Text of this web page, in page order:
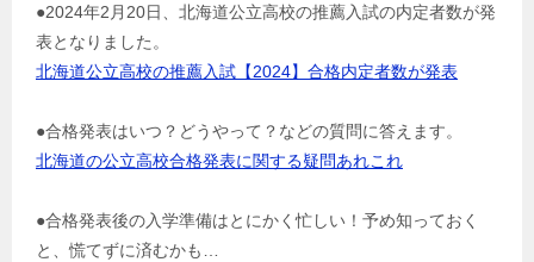
●2024年2月20日、北海道公立高校の推薦入試の内定者数が発
表となりました。
北海道公立高校の推薦入試【2024】合格内定者数が発表
●合格発表はいつ？どうやって？などの質問に答えます。
北海道の公立高校合格発表に関する疑問あれこれ
●合格発表後の入学準備はとにかく忙しい！予め知っておく
と、慌てずに済むかも…